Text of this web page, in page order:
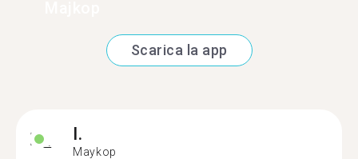
Scarica la app
I.
Maykop